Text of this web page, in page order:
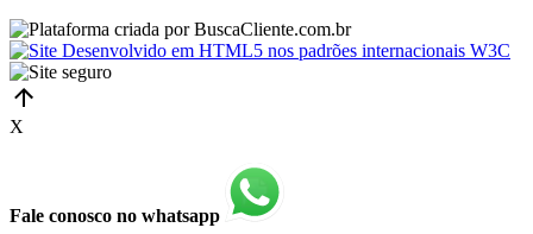
X
Fale conosco no whatsapp